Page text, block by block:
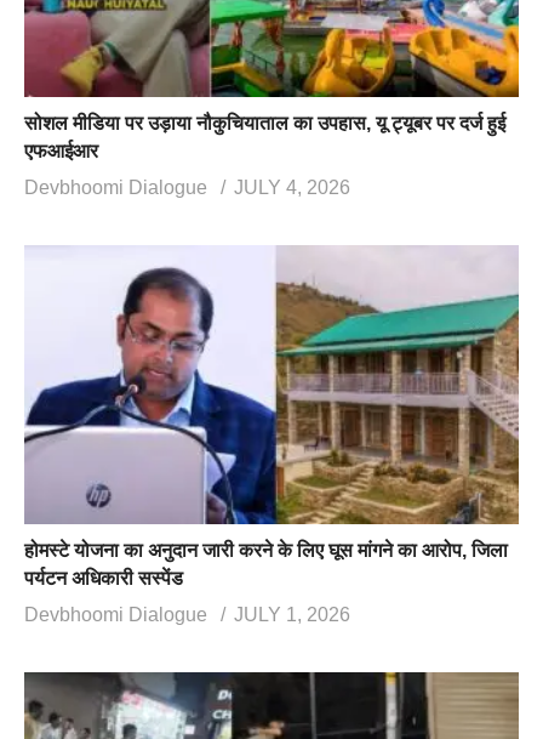
सोशल मीडिया पर उड़ाया नौकुचियाताल का उपहास, यू ट्यूबर पर दर्ज हुई
एफआईआर
Devbhoomi Dialogue
JULY 4, 2026
होमस्टे योजना का अनुदान जारी करने के लिए घूस मांगने का आरोप, जिला
पर्यटन अधिकारी सस्पेंड
Devbhoomi Dialogue
JULY 1, 2026